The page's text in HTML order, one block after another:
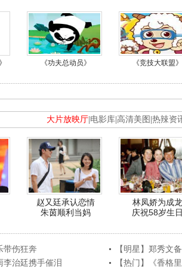
《功夫总动员》 《竞技大联盟》
大片放映厅 电影库 高清美图 热辣资
赵又廷承认恋情
朱茵顺利当妈
林凤娇为成龙
庆祝58岁生
带伤狂奔
【明星】郑秀文
李治廷携手催泪
【热门】《香格